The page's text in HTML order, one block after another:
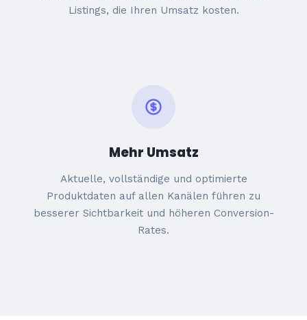
Listings, die Ihren Umsatz kosten.
Mehr Umsatz
Aktuelle, vollständige und optimierte
Produktdaten auf allen Kanälen führen zu
besserer Sichtbarkeit und höheren Conversion-
Rates.